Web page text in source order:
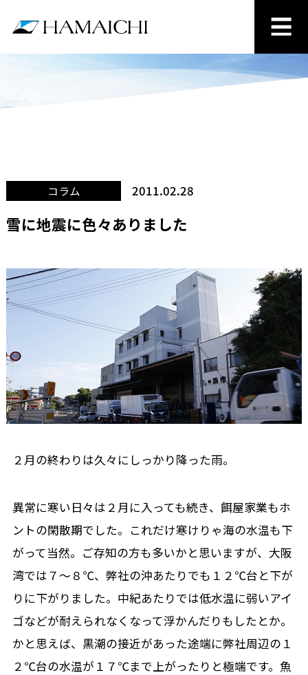
コラム 2011.02.28
雪に地震に色々ありました
２月の終わりは久々にしっかり降った雨。
異常に寒い日々は２月に入っても続き、餌屋家業もホ
ントの閑散期でした。これだけ寒けりゃ海の水温も下
がって当然。ご存知の方も多いかと思いますが、大阪
湾では７～８℃、弊社の沖あたりでも１２℃台と下が
りに下がりました。中紀あたりでは低水温に弱いアイ
ゴなどが耐えられなくなって浮かんだりもしたとか。
かと思えば、黒潮の接近があった途端に弊社周辺の１
２℃台の水温が１７℃まで上がったりと極端です。魚